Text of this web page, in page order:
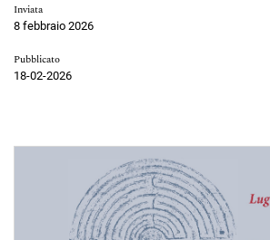
Inviata
8 febbraio 2026
Pubblicato
18-02-2026
Immagine di copertina